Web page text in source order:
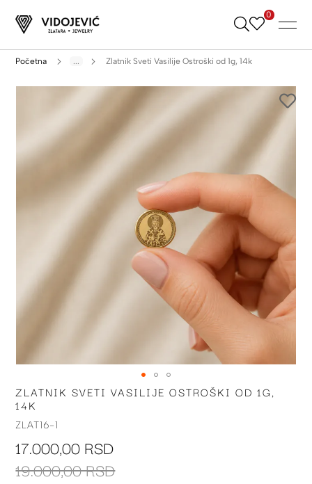
Skip
Content
0
Početna ... Zlatnik Sveti Vasilije Ostroški od 1g, 14k
the
Skip
to
the
of
images
ZLATNIK SVETI VASILIJE OSTROŠKI OD 1G,
14K
ZLAT16-1
17.000,00 RSD
19.000,00 RSD